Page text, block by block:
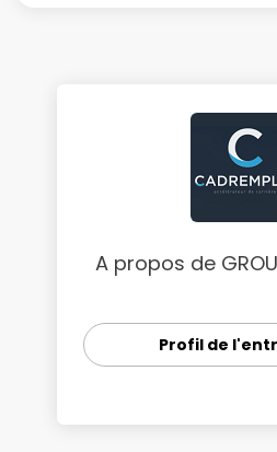
A propos de
Profil de